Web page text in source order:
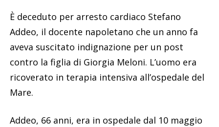
È deceduto per arresto cardiaco Stefano
Addeo, il docente napoletano che un anno fa
aveva suscitato indignazione per un post
contro la figlia di Giorgia Meloni. L’uomo era
ricoverato in terapia intensiva all’ospedale del
Mare.
Addeo, 66 anni, era in ospedale dal 10 maggio